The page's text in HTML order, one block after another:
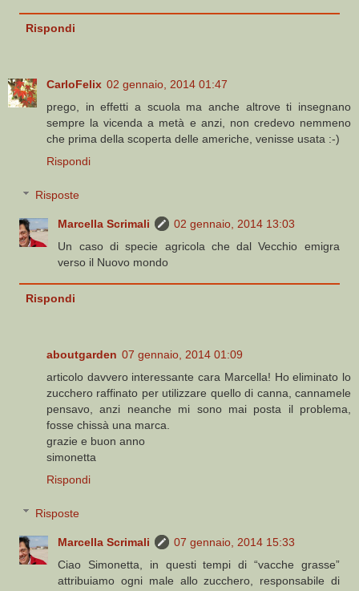
Rispondi
CarloFelix 02 gennaio, 2014 01:47
prego, in effetti a scuola ma anche altrove ti insegnano
sempre la vicenda a metà e anzi, non credevo nemmeno
che prima della scoperta delle americhe, venisse usata :-)
Rispondi
Risposte
Marcella Scrimali
02 gennaio, 2014 13:03
Un caso di specie agricola che dal Vecchio emigra
verso il Nuovo mondo
Rispondi
aboutgarden 07 gennaio, 2014 01:09
articolo davvero interessante cara Marcella! Ho eliminato lo
zucchero raffinato per utilizzare quello di canna, cannamele
pensavo, anzi neanche mi sono mai posta il problema,
fosse chissà una marca.
grazie e buon anno
simonetta
Rispondi
Risposte
Marcella Scrimali
07 gennaio, 2014 15:33
Ciao Simonetta, in questi tempi di “vacche grasse”
attribuiamo ogni male allo zucchero, responsabile di